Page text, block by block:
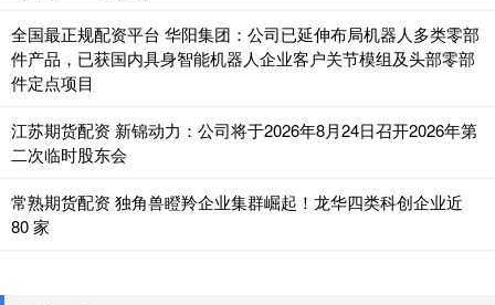
全国最正规配资平台 华阳集团：公司已延伸布局机器人多类零部
件产品，已获国内具身智能机器人企业客户关节模组及头部零部
件定点项目
江苏期货配资 新锦动力：公司将于2026年8月24日召开2026年第
二次临时股东会
常熟期货配资 独角兽瞪羚企业集群崛起！龙华四类科创企业近
80 家